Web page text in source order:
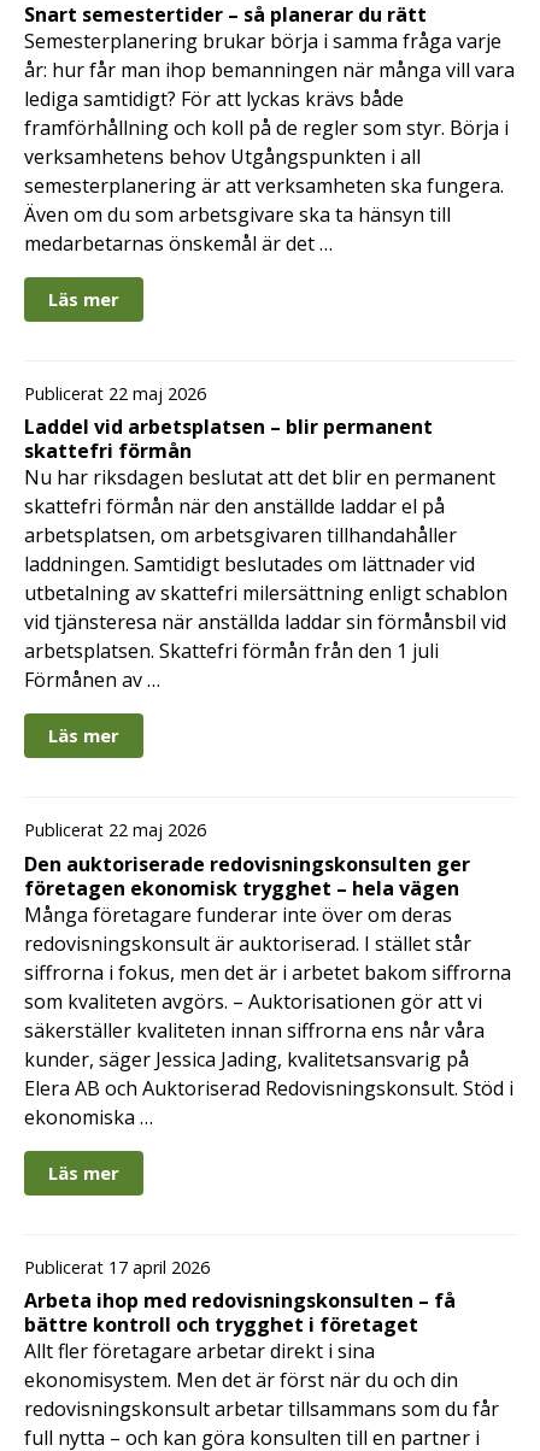
Snart semestertider – så planerar du rätt
Semesterplanering brukar börja i samma fråga varje
år: hur får man ihop bemanningen när många vill vara
lediga samtidigt? För att lyckas krävs både
framförhållning och koll på de regler som styr. Börja i
verksamhetens behov Utgångspunkten i all
semesterplanering är att verksamheten ska fungera.
Även om du som arbetsgivare ska ta hänsyn till
medarbetarnas önskemål är det …
Läs mer
Publicerat 22 maj 2026
Laddel vid arbetsplatsen – blir permanent
skattefri förmån
Nu har riksdagen beslutat att det blir en permanent
skattefri förmån när den anställde laddar el på
arbetsplatsen, om arbetsgivaren tillhandahåller
laddningen. Samtidigt beslutades om lättnader vid
utbetalning av skattefri milersättning enligt schablon
vid tjänsteresa när anställda laddar sin förmånsbil vid
arbetsplatsen. Skattefri förmån från den 1 juli
Förmånen av …
Läs mer
Publicerat 22 maj 2026
Den auktoriserade redovisningskonsulten ger
företagen ekonomisk trygghet – hela vägen
Många företagare funderar inte över om deras
redovisningskonsult är auktoriserad. I stället står
siffrorna i fokus, men det är i arbetet bakom siffrorna
som kvaliteten avgörs. – Auktorisationen gör att vi
säkerställer kvaliteten innan siffrorna ens når våra
kunder, säger Jessica Jading, kvalitetsansvarig på
Elera AB och Auktoriserad Redovisningskonsult. Stöd i
ekonomiska …
Läs mer
Publicerat 17 april 2026
Arbeta ihop med redovisningskonsulten – få
bättre kontroll och trygghet i företaget
Allt fler företagare arbetar direkt i sina
ekonomisystem. Men det är först när du och din
redovisningskonsult arbetar tillsammans som du får
full nytta – och kan göra konsulten till en partner i